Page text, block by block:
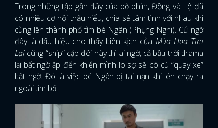
Trong những tập gần đây của bộ phim, Đồng và Lệ đã
có nhiều cơ hội thấu hiểu, chia sẻ tâm tình với nhau khi
cùng lên thành phố tìm bé Ngân (Phụng Nghi). Cứ ngỡ
đây là dấu hiệu cho thấy biên kịch của Mùa Hoa Tìm
Lại cũng “ship” cặp đôi này thì ai ngờ, cả bầu trời drama
lại bất ngờ ập đến khiến mình lo sợ sẽ có cú “quay xe”
bất ngờ. Đó là việc bé Ngân bị tai nạn khi lén chạy ra
ngoài tìm bố.